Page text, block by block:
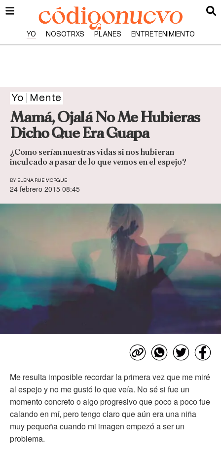
YO NOSOTRXS PLANES ENTRETENIMIENTO
Yo Mente
Mamá, Ojalá No Me Hubieras
Dicho Que Era Guapa
¿Como serían nuestras vidas si nos hubieran
inculcado a pasar de lo que vemos en el espejo?
BY ELENA RUE MORGUE
24 febrero 2015 08:45
Me resulta imposible recordar la primera vez que me miré
al espejo y no me gustó lo que veía. No sé si fue un
momento concreto o algo progresivo que poco a poco fue
calando en mí, pero tengo claro que aún era una niña
muy pequeña cuando mi imagen empezó a ser un
problema.